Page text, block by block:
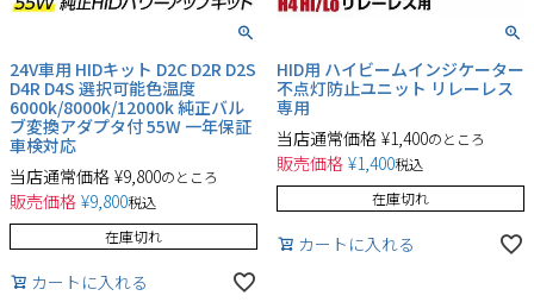
24V車用 HIDキット D2C D2R D2S
D4R D4S 選択可能色温度
6000k/8000k/12000k 純正バル
ブ変換アダプタ付 55W 一年保証
車検対応
当店通常価格 ¥9,800のところ
販売価格 ¥9,800税込
在庫切れ
カートに入れる
HID用 ハイビームインジケーター
不点灯防止ユニット リレーレス
専用
当店通常価格 ¥1,400のところ
販売価格 ¥1,400税込
在庫切れ
カートに入れる